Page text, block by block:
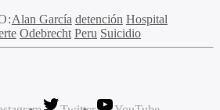
Alan García detención Hospital
Odebrecht Peru Suicidio